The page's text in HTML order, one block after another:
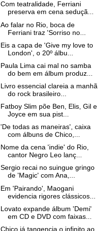
Com teatralidade, Ferriani
preserva em cena seduçã...
Ao falar no Rio, boca de
Ferriani traz 'Sorriso no...
Eis a capa de 'Give my love to
London', o 20º álbu...
Paula Lima cai mal no samba
do bem em álbum produz...
Livro essencial clareia a manhã
do rock brasileiro...
Fatboy Slim põe Ben, Elis, Gil e
Joyce em sua pist...
'De todas as maneiras', caixa
com álbuns de Chico,...
Nome da cena 'indie' do Rio,
cantor Negro Leo lanç...
Sergio recai no suingue gringo
de 'Magic' com Ana,...
Em 'Pairando', Maogani
evidencia rigores clássicos...
Lovato expande álbum 'Demi'
em CD e DVD com faixas...
Chico já tangencia o infinito ao